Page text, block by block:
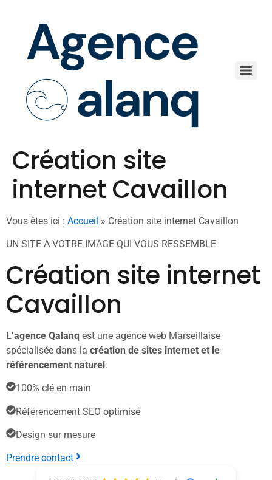
Création site
internet Cavaillon
Vous êtes ici : Accueil » Création site internet Cavaillon
UN SITE A VOTRE IMAGE QUI VOUS RESSEMBLE
Création site internet
Cavaillon
L’agence Qalanq est une agence web Marseillaise
spécialisée dans la création de sites internet et le
référencement naturel.
100% clé en main
Référencement SEO optimisé
Design sur mesure
Prendre contact